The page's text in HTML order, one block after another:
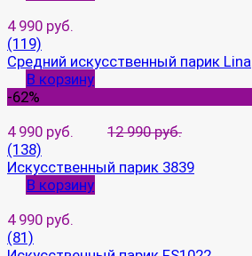
4 990 руб.
(119)
Средний искусственный парик Lina
В корзину
-62%
4 990 руб.
12 990 руб.
(138)
Искусственный парик 3839
В корзину
4 990 руб.
(81)